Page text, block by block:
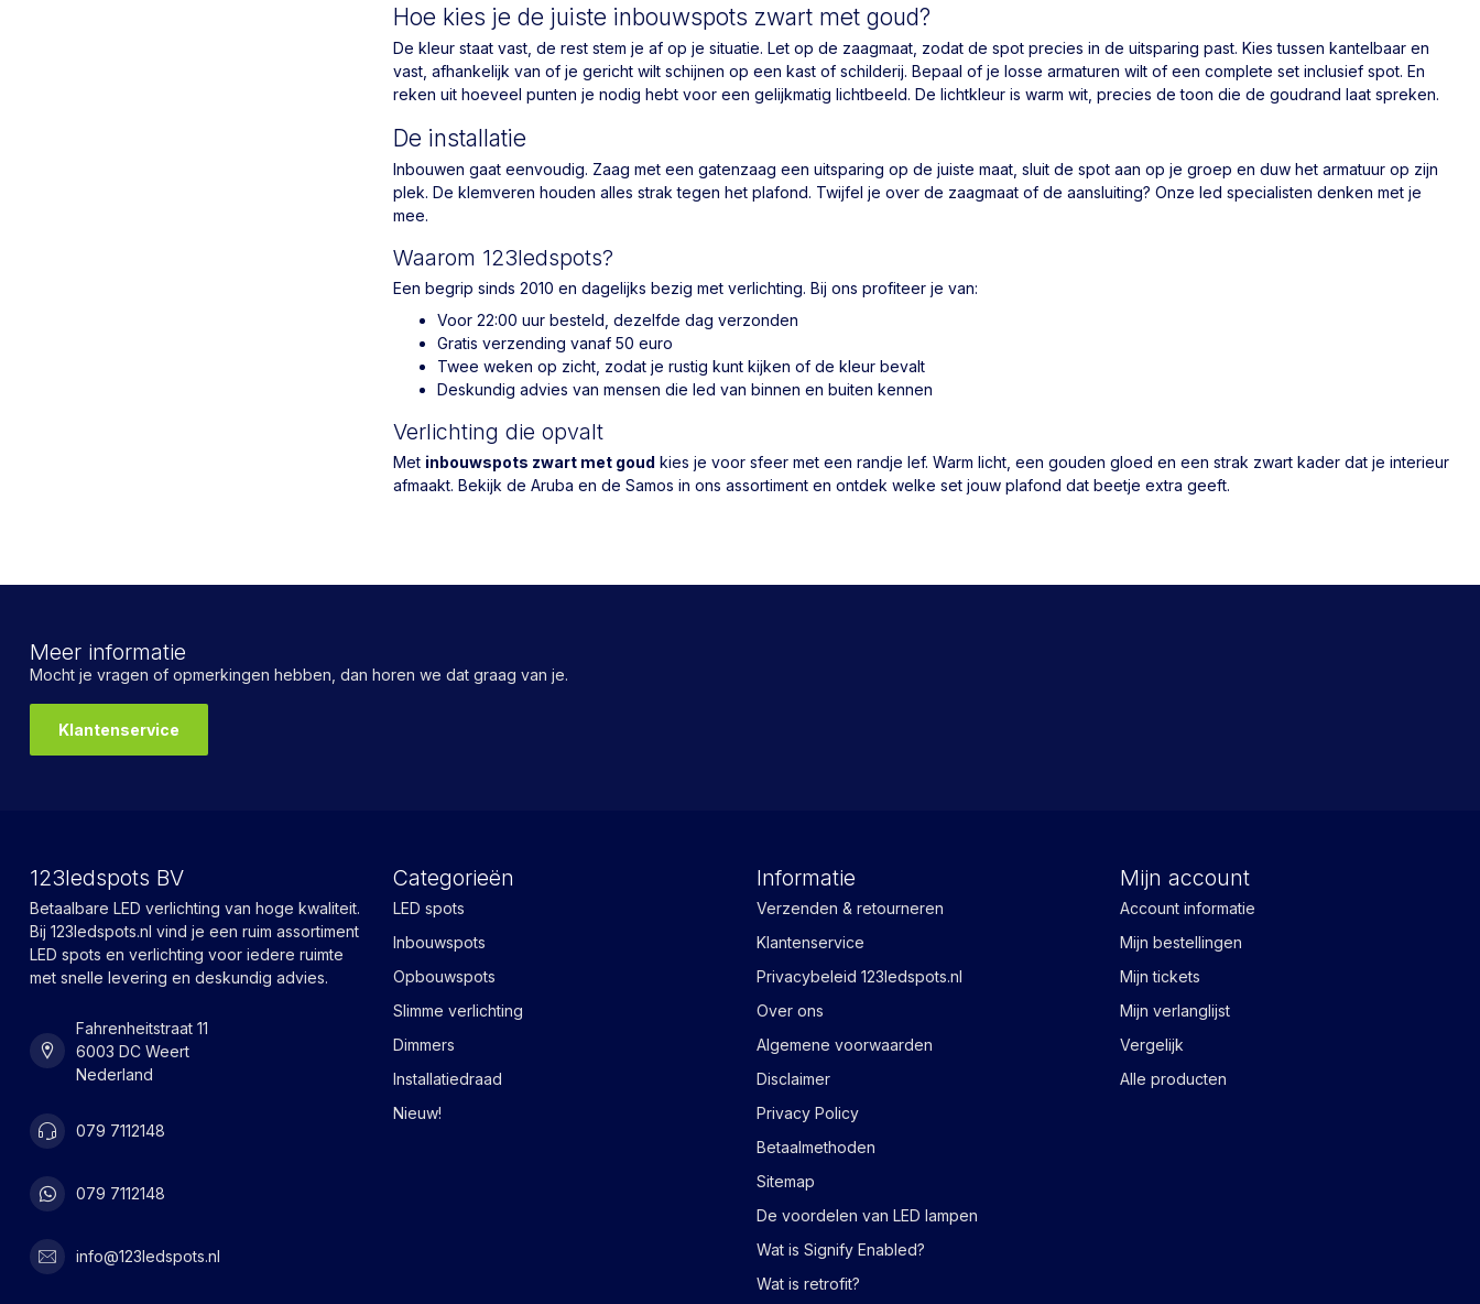
Hoe kies je de juiste inbouwspots zwart met goud?
De kleur staat vast, de rest stem je af op je situatie. Let op de zaagmaat, zodat de spot precies in de uitsparing past. Kies tussen kantelbaar en
vast, afhankelijk van of je gericht wilt schijnen op een kast of schilderij. Bepaal of je losse armaturen wilt of een complete set inclusief spot. En
reken uit hoeveel punten je nodig hebt voor een gelijkmatig lichtbeeld. De lichtkleur is warm wit, precies de toon die de goudrand laat spreken.
De installatie
Inbouwen gaat eenvoudig. Zaag met een gatenzaag een uitsparing op de juiste maat, sluit de spot aan op je groep en duw het armatuur op zijn
plek. De klemveren houden alles strak tegen het plafond. Twijfel je over de zaagmaat of de aansluiting? Onze led specialisten denken met je
mee.
Waarom 123ledspots?
Een begrip sinds 2010 en dagelijks bezig met verlichting. Bij ons profiteer je van:
Voor 22:00 uur besteld, dezelfde dag verzonden
Gratis verzending vanaf 50 euro
Twee weken op zicht, zodat je rustig kunt kijken of de kleur bevalt
Deskundig advies van mensen die led van binnen en buiten kennen
Verlichting die opvalt
Met inbouwspots zwart met goud kies je voor sfeer met een randje lef. Warm licht, een gouden gloed en een strak zwart kader dat je interieur
afmaakt. Bekijk de Aruba en de Samos in ons assortiment en ontdek welke set jouw plafond dat beetje extra geeft.
Meer informatie
Mocht je vragen of opmerkingen hebben, dan horen we dat graag van je.
Klantenservice
123ledspots BV
Betaalbare LED verlichting van hoge kwaliteit.
Bij 123ledspots.nl vind je een ruim assortiment
LED spots en verlichting voor iedere ruimte
met snelle levering en deskundig advies.
Fahrenheitstraat 11
6003 DC Weert
Nederland
079 7112148
079 7112148
info@123ledspots.nl
Categorieën
LED spots
Inbouwspots
Opbouwspots
Slimme verlichting
Dimmers
Installatiedraad
Nieuw!
Informatie
Verzenden & retourneren
Klantenservice
Privacybeleid 123ledspots.nl
Over ons
Algemene voorwaarden
Disclaimer
Privacy Policy
Betaalmethoden
Sitemap
De voordelen van LED lampen
Wat is Signify Enabled?
Wat is retrofit?
Mijn account
Account informatie
Mijn bestellingen
Mijn tickets
Mijn verlanglijst
Vergelijk
Alle producten